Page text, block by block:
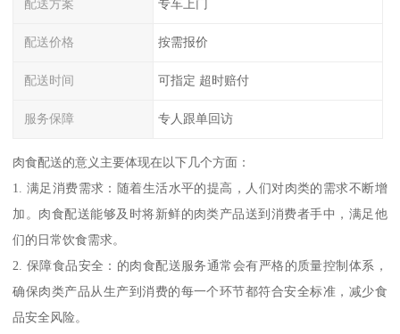
配送方案 专车上门
配送价格 按需报价
配送时间 可指定 超时赔付
服务保障 专人跟单回访
肉食配送的意义主要体现在以下几个方面：
1. 满足消费需求：随着生活水平的提高，人们对肉类的需求不断增
加。肉食配送能够及时将新鲜的肉类产品送到消费者手中，满足他
们的日常饮食需求。
2. 保障食品安全：的肉食配送服务通常会有严格的质量控制体系，
确保肉类产品从生产到消费的每一个环节都符合安全标准，减少食
品安全风险。